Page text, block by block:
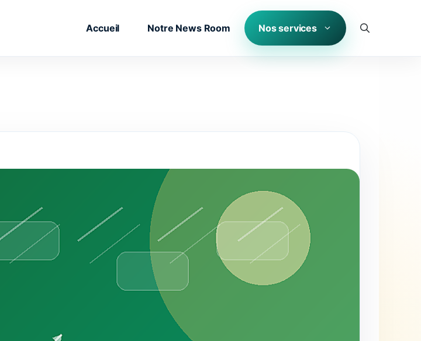
Accueil Notre News Room Nos services